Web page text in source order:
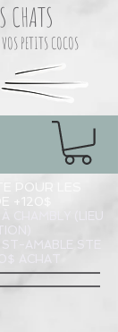
CHATS
PETITS COCOS
POUR LES
+120$
CHAMBLY (LIEU
AMABLE STE
ACHAT